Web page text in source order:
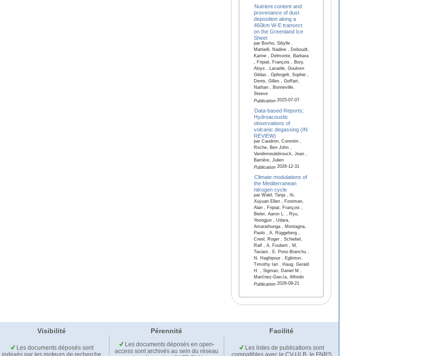
Nutrient content and
provenance of dust
deposition along a
460km W-E transect
on the Greenland Ice
Sheet
par Boxho, Sibylle ,
Mattielli, Nadine , Deboudt,
Karine , Delmonte, Barbara
, Fripiat, François , Bory,
Aloys , Laruelle, Goulven
Gildas , Opfergelt, Sophie ,
Denis, Gilles , Goffart,
Nathan , Bonneville,
Steeve
Publication2025-07-07
Data-based Reports;
Hydroacoustic
observations of
volcanic degassing (IN
REVIEW)
par Caudron, Corentin ,
Roche, Ben John ,
Vandemeulebrouck, Jean ,
Barrière, Julien
Publication2026-12-31
Climate modulations of
the Mediterranean
nitrogen cycle
par Wald, Tanja , Ai,
Xuyuan Ellen , Foreman,
Alan , Fripiat, François ,
Bieler, Aaron L. , Ryu,
Yeongjun , Udara,
Amarathunga , Montagna,
Paolo , A, Rüggeberg ,
Creel, Roger , Schiebel,
Ralf , A, Foubert , M,
Taviani , E, Pons-Branchu ,
N, Haghipour , Eglinton,
Timothy Ian , Haug, Gerald
H. , Sigman, Daniel M ,
Martínez-García, Alfredo
Publication2026-09-21
Visibilité Pérennité Facilité
Les documents déposés sont
Les documents déposés en open-
access sont archivés au sein du réseau
Les listes de publications sont